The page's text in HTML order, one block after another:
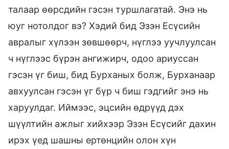
талаар өөрсдийн гэсэн туршлагатай. Энэ нь
юуг нотолдог вэ? Хэдий бид Эзэн Есүсийн
авралыг хүлээн зөвшөөрч, нүглээ уучлуулсан
ч нүглээс бүрэн ангижирч, одоо ариуссан
гэсэн үг биш, бид Бурханых болж, Бурханаар
авхуулсан гэсэн үг бүр ч биш гэдгийг энэ нь
харуулдаг. Иймээс, эцсийн өдрүүд дэх
шүүлтийн ажлыг хийхээр Эзэн Есүсийг дахин
ирэх үед шашны ертөнцийн олон хүн